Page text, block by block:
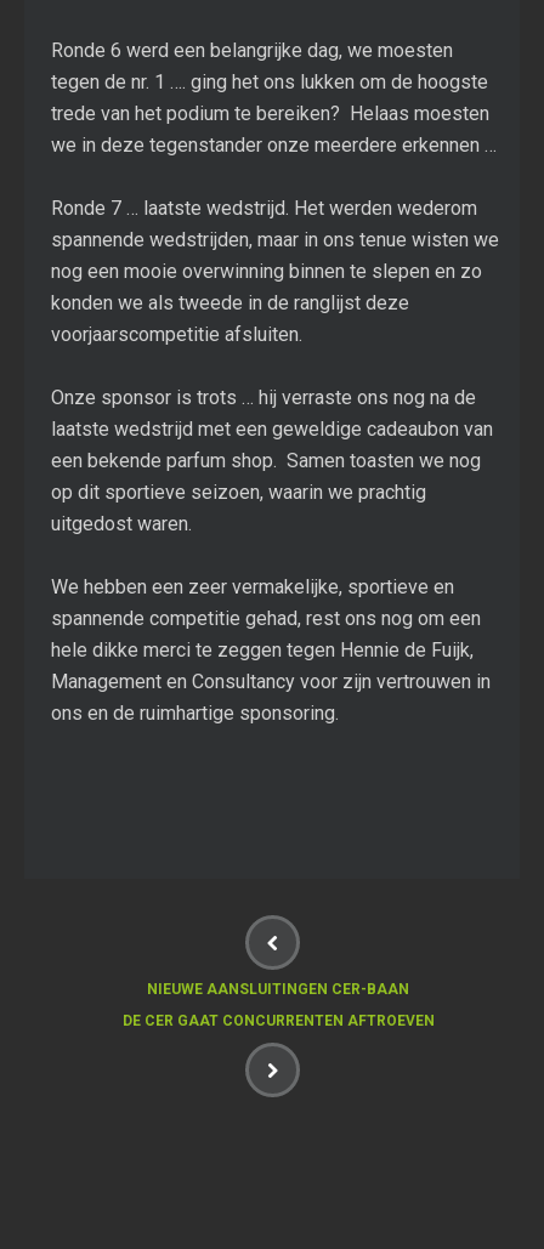
Ronde 6 werd een belangrijke dag, we moesten
tegen de nr. 1 …. ging het ons lukken om de hoogste
trede van het podium te bereiken? Helaas moesten
we in deze tegenstander onze meerdere erkennen …
Ronde 7 … laatste wedstrijd. Het werden wederom
spannende wedstrijden, maar in ons tenue wisten we
nog een mooie overwinning binnen te slepen en zo
konden we als tweede in de ranglijst deze
voorjaarscompetitie afsluiten.
Onze sponsor is trots … hij verraste ons nog na de
laatste wedstrijd met een geweldige cadeaubon van
een bekende parfum shop. Samen toasten we nog
op dit sportieve seizoen, waarin we prachtig
uitgedost waren.
We hebben een zeer vermakelijke, sportieve en
spannende competitie gehad, rest ons nog om een
hele dikke merci te zeggen tegen Hennie de Fuijk,
Management en Consultancy voor zijn vertrouwen in
ons en de ruimhartige sponsoring.
NIEUWE AANSLUITINGEN CER-BAAN
DE CER GAAT CONCURRENTEN AFTROEVEN